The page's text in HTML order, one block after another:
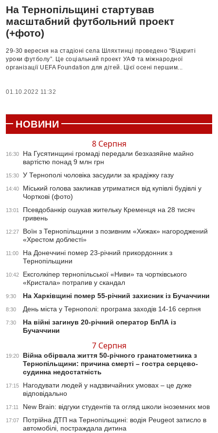
На Тернопільщині стартував
масштабний футбольний проект
(+фото)
29-30 вересня на стадіоні села Шляхтинці проведено “Відкриті
уроки футболу”. Це соціальний проект УАФ та міжнародної
організації UEFA Foundation для дітей. Цієї осені першим...
01.10.2022 11:32
НОВИНИ
8 Серпня
16:30
На Гусятинщині громаді передали безхазяйне майно
вартістю понад 9 млн грн
15:30 У Тернополі чоловіка засудили за крадіжку газу
14:40
Міський голова закликав утриматися від купівлі будівлі у
Чорткові (фото)
13:01
Псевдобанкір ошукав жительку Кременця на 28 тисяч
гривень
12:27
Воїн з Тернопільщини з позивним «Хижак» нагороджений
«Хрестом доблесті»
11:00
На Донеччині помер 23-річний прикордонник з
Тернопільщини
10:42
Ексголкіпер тернопільської «Ниви» та чортківського
«Кристала» потрапив у скандал
9:30 На Харківщині помер 55-річний захисник із Бучаччини
8:30 День міста у Тернополі: програма заходів 14-16 серпня
7:30
На війні загинув 20-річний оператор БпЛА із
Бучаччини
7 Серпня
19:20
Війна обірвала життя 50-річного гранатометника з
Тернопільщини: причина смерті – гостра серцево-
судинна недостатність
17:15
Нагодувати людей у надзвичайних умовах – це дуже
відповідально
17:11 New Brain: відгуки студентів та огляд школи іноземних мов
17:07
Потрійна ДТП на Тернопільщині: водія Peugeot затисло в
автомобілі, постраждала дитина